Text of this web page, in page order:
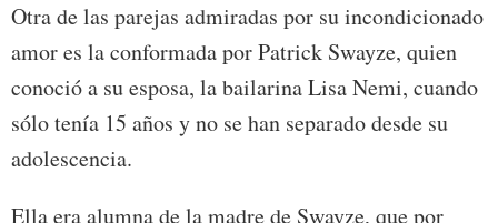
Otra de las parejas admiradas por su incondicionado
amor es la conformada por Patrick Swayze, quien
conoció a su esposa, la bailarina Lisa Nemi, cuando
sólo tenía 15 años y no se han separado desde su
adolescencia.
Ella era alumna de la madre de Swayze, que por